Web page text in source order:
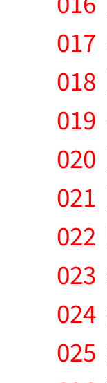
017
018
019
020
021
022
023
024
025